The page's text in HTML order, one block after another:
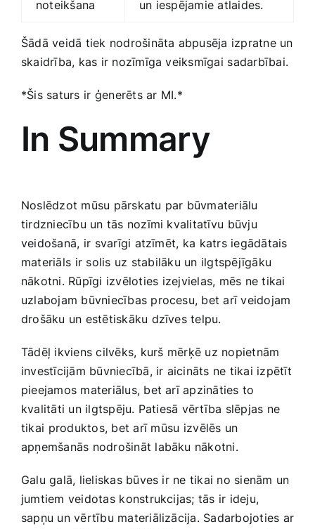
noteikšana un iespējamie atlaides.
Šādā veidā tiek ‍nodrošināta abpusēja izpratne un
skaidrība, kas ir nozīmīga veiksmīgai ⁣sadarbībai.
*Šis saturs ⁢ir ģenerēts ar⁤ MI.*
In ‌Summary
Noslēdzot mūsu pārskatu par būvmateriālu
tirdzniecību un tās nozīmi kvalitatīvu⁤ būvju
veidošanā, ir⁣ svarīgi atzīmēt, ka ⁢katrs iegādātais
materiāls⁣ ir solis uz ⁣stabilāku un ilgtspējīgāku‍
nākotni.‍ Rūpīgi izvēloties⁢ izejvielas, mēs ne tikai
uzlabojam būvniecības procesu, bet ​arī veidojam
drošāku un estētiskāku dzīves telpu. ‌
Tādēļ ikviens ​cilvēks, ⁢kurš mērķē uz nopietnām⁣
investīcijām būvniecībā, ir aicināts ne tikai izpētīt
pieejamos materiālus, bet‌ arī apzināties to
kvalitāti ‌un ilgtspēju. Patiesā vērtība slēpjas ne
tikai ⁣produktos, bet arī⁤ mūsu⁣ izvēlēs un
apņemšanās nodrošināt labāku nākotni.
Galu galā,​ lieliskas būves ir ne tikai no sienām un
jumtiem veidotas ⁣konstrukcijas; tās ir ideju,
‌sapņu un vērtību materiālizācija. Sadarbojoties ‍ar